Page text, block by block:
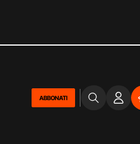
ABBONATI